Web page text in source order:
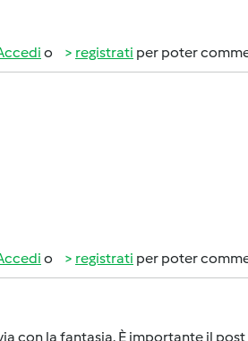
o registrati per poter
o registrati per poter
con la fantasia. È importante il post